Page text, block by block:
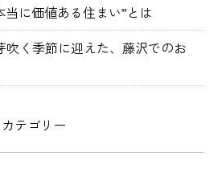
に価値ある住まい”とは
吹く季節に迎えた、藤沢でのお
カテゴリー